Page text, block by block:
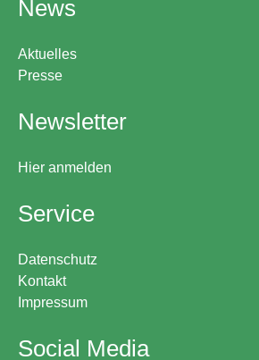
News
Aktuelles
Presse
Newsletter
Hier anmelden
Service
Datenschutz
Kontakt
Impressum
Social Media